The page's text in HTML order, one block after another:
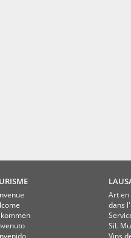
Art en
dans
SiL
Vins